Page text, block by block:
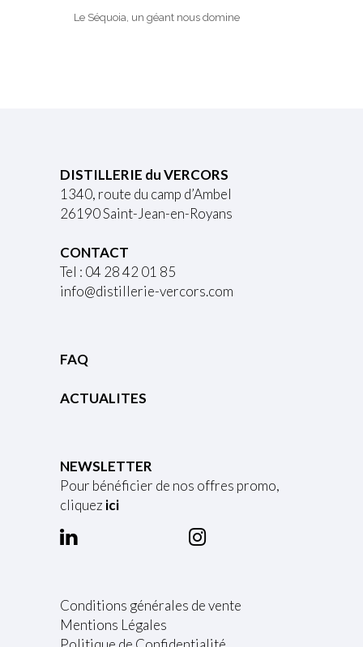
Le Séquoia, un géant nous domine
DISTILLERIE du VERCORS
1340, route du camp d’Ambel
26190 Saint-Jean-en-Royans
CONTACT
Tel : 04 28 42 01 85
info@distillerie-vercors.com
FAQ
ACTUALITES
NEWSLETTER
Pour bénéficier de nos offres promo,
cliquez ici
Conditions générales de vente
Mentions Légales